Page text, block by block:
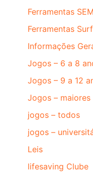
Ferramentas
Ferramentas
Informações
Jogos – 6 a 8
Jogos – 9 a 12
Jogos – maiores
jogos – todos
jogos –
Leis
lifesaving Clube